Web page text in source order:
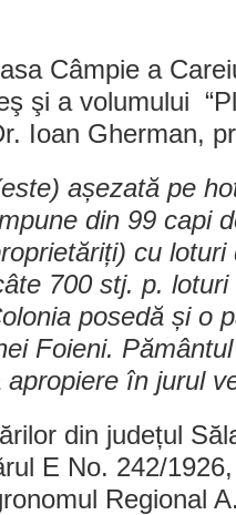
Câmpie a
şi a volumului
Ioan Gherman,
așezată pe
din 99 capi
cu
700 stj. p.
posedă și o
Foieni.
în jurul
din județul
E No. 242/
Regional